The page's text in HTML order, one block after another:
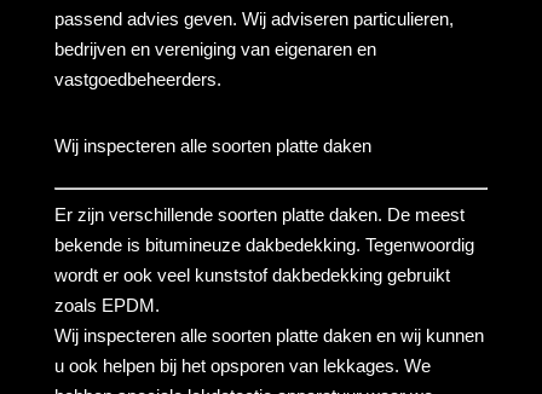
passend advies geven. Wij adviseren particulieren,
bedrijven en vereniging van eigenaren en
vastgoedbeheerders.
Wij inspecteren alle soorten platte daken
Er zijn verschillende soorten platte daken. De meest
bekende is bitumineuze dakbedekking. Tegenwoordig
wordt er ook veel kunststof dakbedekking gebruikt
zoals EPDM.
Wij inspecteren alle soorten platte daken en wij kunnen
u ook helpen bij het opsporen van lekkages. We